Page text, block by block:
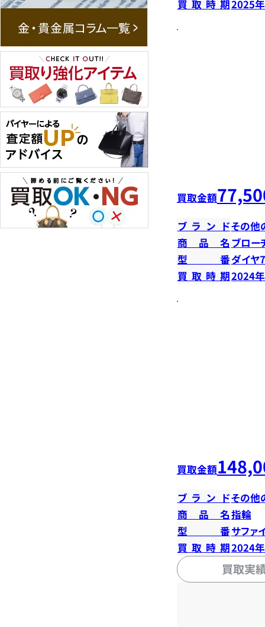
買取時期2025
買取金額
ブランドその他
商品名 ブロー
型番ダイヤ
買取時期2024
買取金額
ブランドその他
商品名指輪
型番サファ
買取時期2024
買取実